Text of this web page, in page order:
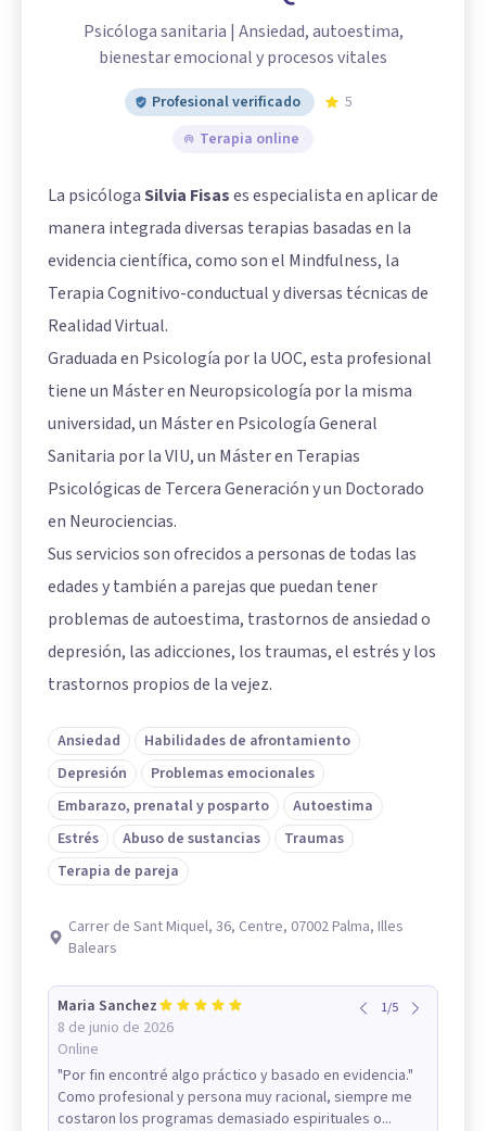
Psicóloga sanitaria | Ansiedad, autoestima,
bienestar emocional y procesos vitales
Profesional verificado
5
Terapia online
La psicólogaSilvia Fisases especialista en aplicar de
manera integrada diversas terapias basadas en la
evidencia científica, como son el Mindfulness, la
Terapia Cognitivo-conductual y diversas técnicas de
Realidad Virtual.
Graduada en Psicología por la UOC, esta profesional
tiene un Máster en Neuropsicología por la misma
universidad, un Máster en Psicología General
Sanitaria por la VIU, un Máster en Terapias
Psicológicas de Tercera Generación y un Doctorado
en Neurociencias.
Sus servicios son ofrecidos a personas de todas las
edades y también a parejas que puedan tener
problemas de autoestima, trastornos de ansiedad o
depresión, las adicciones, los traumas, el estrés y los
trastornos propios de la vejez.
Ansiedad
Habilidades de afrontamiento
Depresión
Problemas emocionales
Embarazo, prenatal y posparto
Autoestima
Estrés
Abuso de sustancias
Traumas
Terapia de pareja
Carrer de Sant Miquel, 36, Centre, 07002 Palma, Illes
Balears
Maria Sanchez
8 de junio de 2026
Online
1/5
"Por fin encontré algo práctico y basado en evidencia."
Como profesional y persona muy racional, siempre me
costaron los programas demasiado espirituales o...